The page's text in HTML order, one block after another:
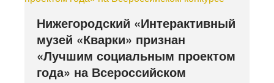
Нижегородский «Интерактивный
музей «Кварки» признан
«Лучшим социальным проектом
года» на Всероссийском